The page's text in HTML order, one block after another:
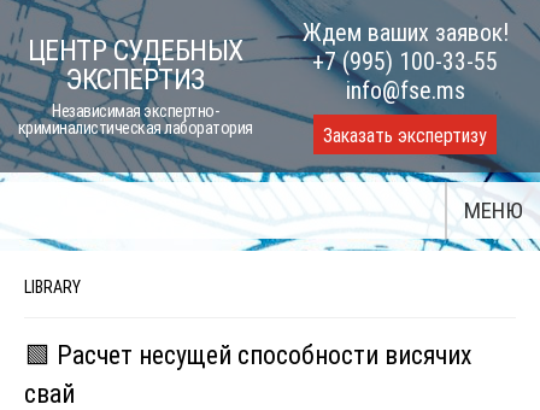
Skip
to
content
ЦЕНТР СУДЕБНЫХ
ЭКСПЕРТИЗ
Независимая экспертно-
криминалистическая лаборатория
Ждем ваших заявок!
+7 (995) 100-33-55
info@fse.ms
Заказать экспертизу
МЕНЮ
LIBRARY
🟩 Расчет несущей способности висячих
свай